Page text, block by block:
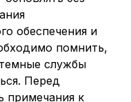
обеспечения и
помнить,
службы
Перед
примечания к